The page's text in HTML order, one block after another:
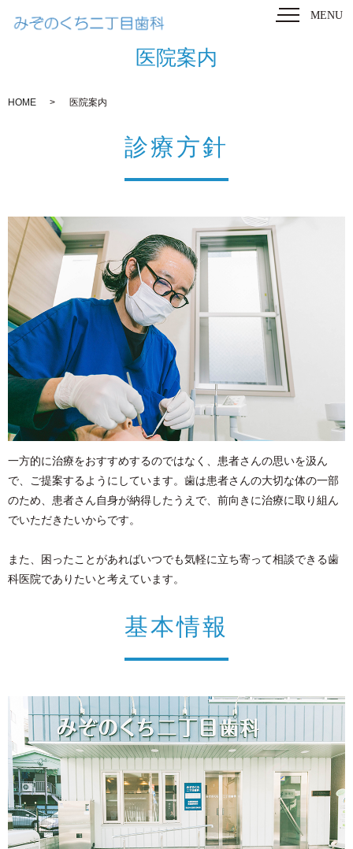
MENU
医院案内
HOME 医院案内
診療方針
一方的に治療をおすすめするのではなく、患者さんの思いを汲ん
で、ご提案するようにしています。歯は患者さんの大切な体の一部
のため、患者さん自身が納得したうえで、前向きに治療に取り組ん
でいただきたいからです。
また、困ったことがあればいつでも気軽に立ち寄って相談できる歯
科医院でありたいと考えています。
基本情報